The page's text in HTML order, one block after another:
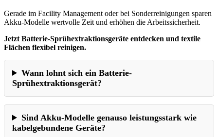
Gerade im Facility Management oder bei Sonderreinigungen sparen
Akku-Modelle wertvolle Zeit und erhöhen die Arbeitssicherheit.
Jetzt Batterie-Sprühextraktionsgeräte entdecken und textile
Flächen flexibel reinigen.
Wann lohnt sich ein Batterie-
Sprühextraktionsgerät?
Sind Akku-Modelle genauso leistungsstark wie
kabelgebundene Geräte?